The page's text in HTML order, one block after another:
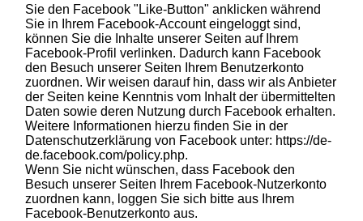
Sie den Facebook "Like-Button" anklicken während
Sie in Ihrem Facebook-Account eingeloggt sind,
können Sie die Inhalte unserer Seiten auf Ihrem
Facebook-Profil verlinken. Dadurch kann Facebook
den Besuch unserer Seiten Ihrem Benutzerkonto
zuordnen. Wir weisen darauf hin, dass wir als Anbieter
der Seiten keine Kenntnis vom Inhalt der übermittelten
Daten sowie deren Nutzung durch Facebook erhalten.
Weitere Informationen hierzu finden Sie in der
Datenschutzerklärung von Facebook unter: https://de-
de.facebook.com/policy.php.
Wenn Sie nicht wünschen, dass Facebook den
Besuch unserer Seiten Ihrem Facebook-Nutzerkonto
zuordnen kann, loggen Sie sich bitte aus Ihrem
Facebook-Benutzerkonto aus.